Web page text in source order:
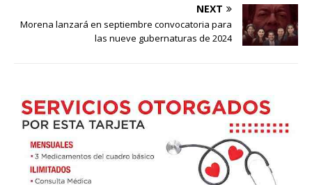
NEXT
Morena lanzará en septiembre convocatoria para
las nueve gubernaturas de 2024